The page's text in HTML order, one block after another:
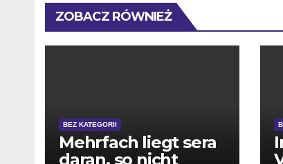
ZOBACZ RÓWNIEŻ
BEZ KATEGORII
Mehrfach liegt sera
daran, so nicht